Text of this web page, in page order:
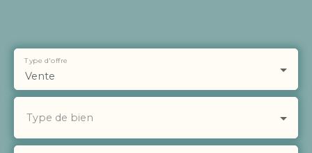
Vente
Type d'offre
Type de bien